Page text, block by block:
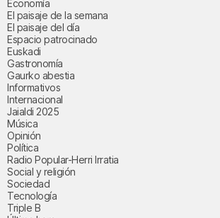
Economía
El paisaje de la semana
El paisaje del día
Espacio patrocinado
Euskadi
Gastronomía
Gaurko abestia
Informativos
Internacional
Jaialdi 2025
Música
Opinión
Política
Radio Popular-Herri Irratia
Social y religión
Sociedad
Tecnología
Triple B